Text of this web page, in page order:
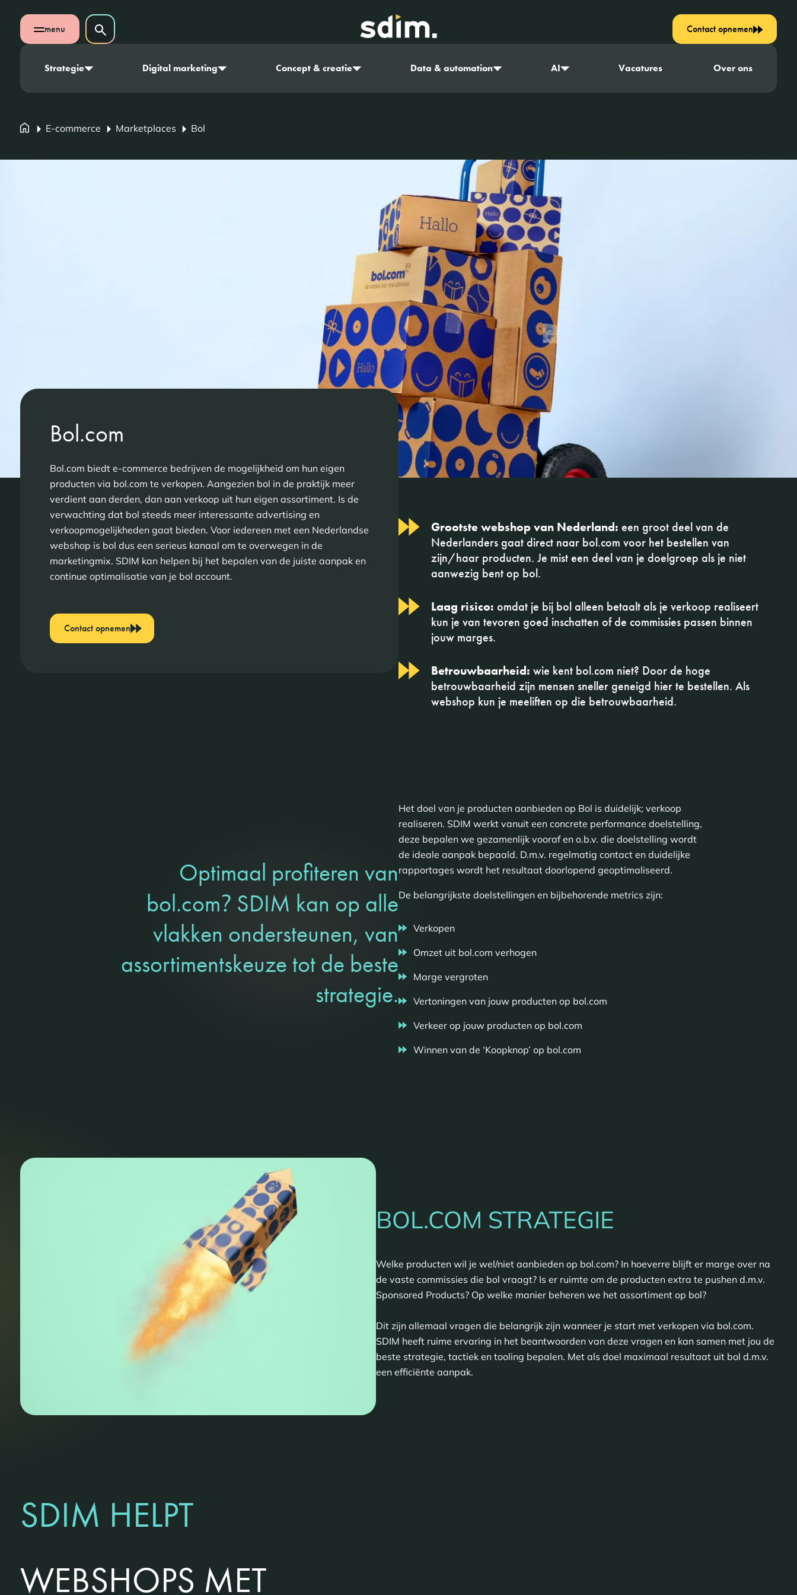
Navigatie overslaan
Open mobiel menu
menu Zoeken op website
Zoeken
Strategie Digital marketing Concept & creatie Data & automation AI Vacatures Over ons
Contact opnemen
E-commerce Marketplaces Bol
Bol.com
Bol.com biedt e-commerce bedrijven de mogelijkheid om hun eigen
producten via bol.com te verkopen. Aangezien bol in de praktijk meer
verdient aan derden, dan aan verkoop uit hun eigen assortiment. Is de
verwachting dat bol steeds meer interessante advertising en
verkoopmogelijkheden gaat bieden. Voor iedereen met een Nederlandse
webshop is bol dus een serieus kanaal om te overwegen in de
marketingmix. SDIM kan helpen bij het bepalen van de juiste aanpak en
continue optimalisatie van je bol account.
Contact opnemen
Grootste webshop van Nederland: een groot deel van de
Nederlanders gaat direct naar bol.com voor het bestellen van
zijn/haar producten. Je mist een deel van je doelgroep als je niet
aanwezig bent op bol.
Laag risico: omdat je bij bol alleen betaalt als je verkoop realiseert
kun je van tevoren goed inschatten of de commissies passen binnen
jouw marges.
Betrouwbaarheid: wie kent bol.com niet? Door de hoge
betrouwbaarheid zijn mensen sneller geneigd hier te bestellen. Als
webshop kun je meeliften op die betrouwbaarheid.
Optimaal profiteren van
bol.com? SDIM kan op alle
vlakken ondersteunen, van
assortimentskeuze tot de beste
strategie.
Het doel van je producten aanbieden op Bol is duidelijk; verkoop
realiseren. SDIM werkt vanuit een concrete performance doelstelling,
deze bepalen we gezamenlijk vooraf en o.b.v. die doelstelling wordt
de ideale aanpak bepaald. D.m.v. regelmatig contact en duidelijke
rapportages wordt het resultaat doorlopend geoptimaliseerd.
De belangrijkste doelstellingen en bijbehorende metrics zijn:
Verkopen
Omzet uit bol.com verhogen
Marge vergroten
Vertoningen van jouw producten op bol.com
Verkeer op jouw producten op bol.com
Winnen van de ‘Koopknop’ op bol.com
BOL.COM STRATEGIE
Welke producten wil je wel/niet aanbieden op bol.com? In hoeverre blijft er marge over na
de vaste commissies die bol vraagt? Is er ruimte om de producten extra te pushen d.m.v.
Sponsored Products? Op welke manier beheren we het assortiment op bol?
Dit zijn allemaal vragen die belangrijk zijn wanneer je start met verkopen via bol.com.
SDIM heeft ruime ervaring in het beantwoorden van deze vragen en kan samen met jou de
beste strategie, tactiek en tooling bepalen. Met als doel maximaal resultaat uit bol d.m.v.
een efficiënte aanpak.
SDIM HELPT
WEBSHOPS MET